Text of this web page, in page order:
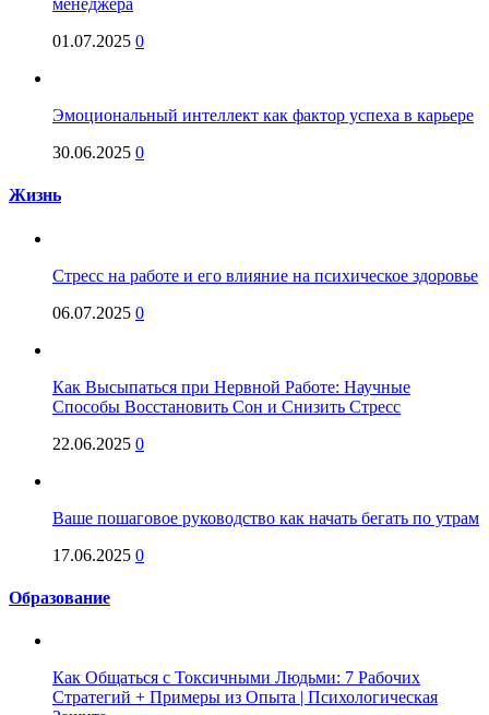
менеджера
01.07.2025 0
Эмоциональный интеллект как фактор успеха в карьере
30.06.2025 0
Жизнь
Стресс на работе и его влияние на психическое здоровье
06.07.2025 0
Как Высыпаться при Нервной Работе: Научные
Способы Восстановить Сон и Снизить Стресс
22.06.2025 0
Ваше пошаговое руководство как начать бегать по утрам
17.06.2025 0
Образование
Как Общаться с Токсичными Людьми: 7 Рабочих
Стратегий + Примеры из Опыта | Психологическая